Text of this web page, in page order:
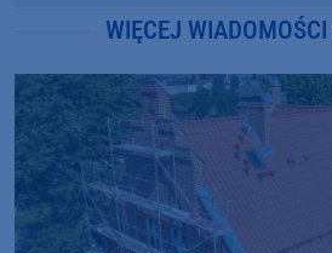
WIĘCEJ WIADOMOŚCI